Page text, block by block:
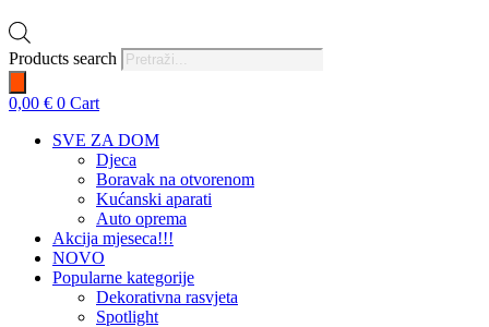
Products search
0,00 € 0 Cart
SVE ZA DOM
Djeca
Boravak na otvorenom
Kućanski aparati
Auto oprema
Akcija mjeseca!!!
NOVO
Popularne kategorije
Dekorativna rasvjeta
Spotlight